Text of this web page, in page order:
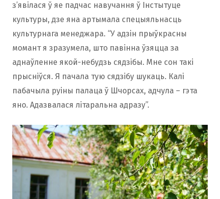
з’явілася ў яе падчас навучання ў Інстытуце
культуры, дзе яна артымала спецыяльнасць
культурнага менеджара. “У адзін прыўкрасны
момант я зразумела, што павінна ўзяцца за
аднаўленне якой-небудзь сядзібы. Мне сон такі
прысніўся. Я пачала тую сядзібу шукаць. Калі
пабачыла руіны палаца ў Шчорсах, адчула – гэта
яно. Адазвалася літаральна адразу”.